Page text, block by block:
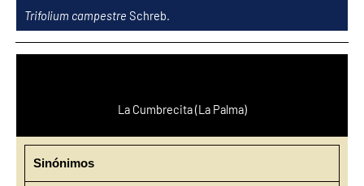
contenido
Trifolium campestre Schreb.
La Cumbrecita (La Palma)
Sinónimos